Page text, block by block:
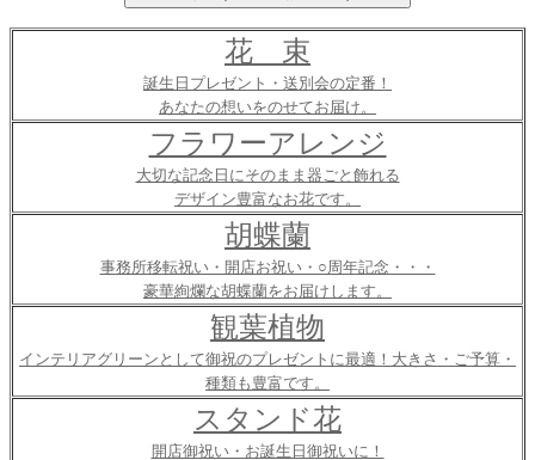
花 束
誕生日プレゼント・送別会の定番！
あなたの想いをのせてお届け。
フラワーアレンジ
大切な記念日にそのまま器ごと飾れる
デザイン豊富なお花です。
胡蝶蘭
事務所移転祝い・開店お祝い・○周年記念・・・
豪華絢爛な胡蝶蘭をお届けします。
観葉植物
インテリアグリーンとして御祝のプレゼントに最適！大きさ・ご予算・
種類も豊富です。
スタンド花
開店御祝い・お誕生日御祝いに！